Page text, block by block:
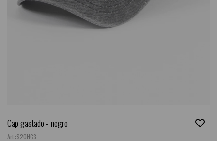
Cap gastado - negro
S20HC3